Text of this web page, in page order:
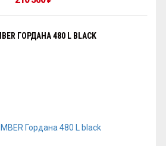
ГОРДАНА 480 L BLACK